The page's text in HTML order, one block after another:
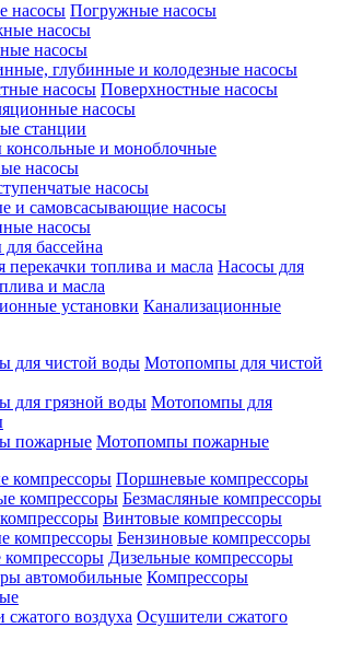
Погружные насосы
насосы
насосы
глубинные и колодезные насосы
Поверхностные насосы
насосы
станции
консольные и моноблочные
насосы
насосы
и самовсасывающие насосы
насосы
бассейна
Насосы для
и масла
Канализационные
Мотопомпы для чистой
Мотопомпы для
Мотопомпы пожарные
Поршневые компрессоры
Безмасляные компрессоры
Винтовые компрессоры
Бензиновые компрессоры
Дизельные компрессоры
Компрессоры
Осушители сжатого